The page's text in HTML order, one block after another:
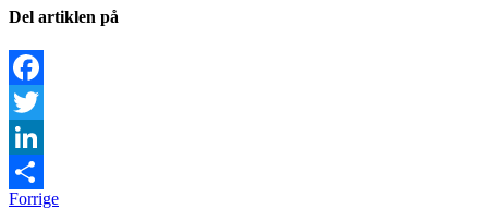
Del artiklen på
Facebook
Twitter
LinkedIn
Share
Forrige